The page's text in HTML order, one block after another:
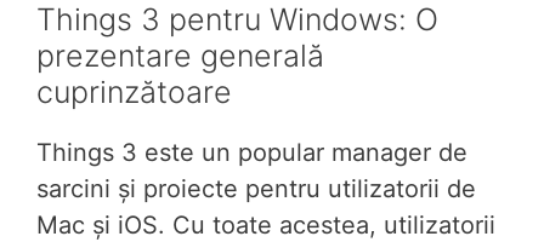
Things 3 pentru Windows: O
prezentare generală
cuprinzătoare
Things 3 este un popular manager de
sarcini și proiecte pentru utilizatorii de
Mac și iOS. Cu toate acestea, utilizatorii